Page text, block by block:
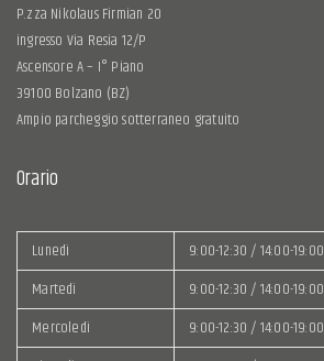
P.zza Nikolaus Firmian 20
ingresso Via Resia 12/P
Ascensore A – I° Piano
39100 Bolzano (BZ)
Ampio parcheggio sotterraneo gratuito
Orario
Lunedì
9:00-12:30 / 14:00-19:00
Martedì
9:00-12:30 / 14:00-19:00
Mercoledì
9:00-12:30 / 14:00-19:00